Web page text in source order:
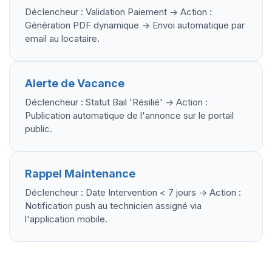
Déclencheur : Validation Paiement -> Action :
Génération PDF dynamique -> Envoi automatique par
email au locataire.
Alerte de Vacance
Déclencheur : Statut Bail 'Résilié' -> Action :
Publication automatique de l'annonce sur le portail
public.
Rappel Maintenance
Déclencheur : Date Intervention < 7 jours -> Action :
Notification push au technicien assigné via
l'application mobile.